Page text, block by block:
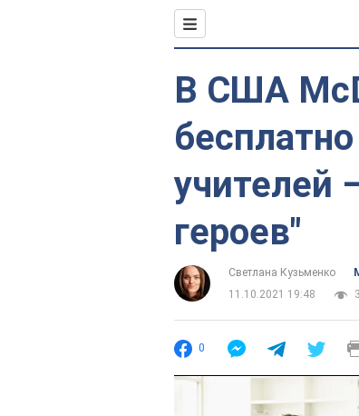
В США
учителей
героев"
Светлана Кузьменко
11.10.2021 19:48
0